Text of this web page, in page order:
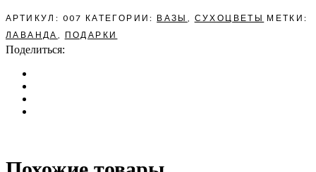
АРТИКУЛ: 007 КАТЕГОРИИ: ВАЗЫ , СУХОЦВЕТЫ МЕТКИ:
ЛАВАНДА , ПОДАРКИ
Поделиться: